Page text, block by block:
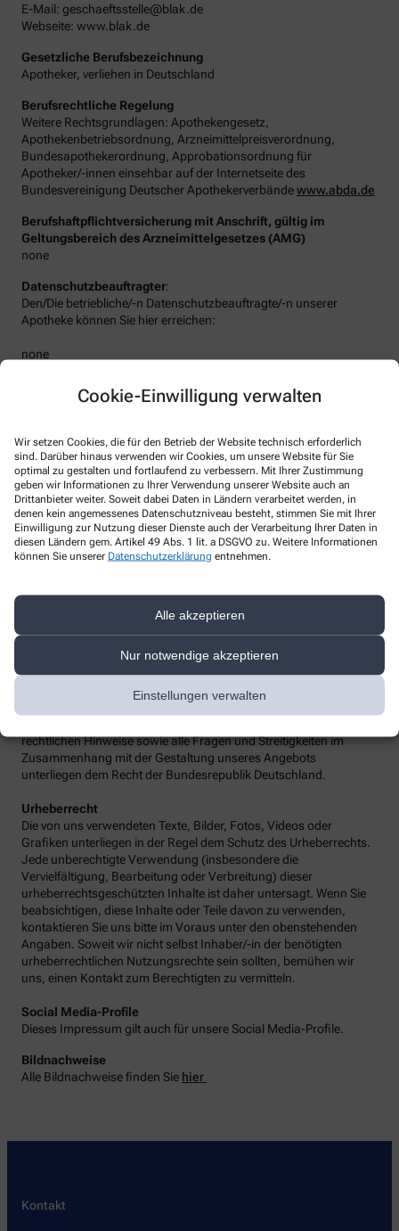
Cookie-Einwilligung verwalten
Wir setzen Cookies, die für den Betrieb der Website technisch erforderlich
sind. Darüber hinaus verwenden wir Cookies, um unsere Website für Sie
optimal zu gestalten und fortlaufend zu verbessern. Mit Ihrer Zustimmung
geben wir Informationen zu Ihrer Verwendung unserer Website auch an
Drittanbieter weiter. Soweit dabei Daten in Ländern verarbeitet werden, in
denen kein angemessenes Datenschutzniveau besteht, stimmen Sie mit Ihrer
Einwilligung zur Nutzung dieser Dienste auch der Verarbeitung Ihrer Daten in
diesen Ländern gem. Artikel 49 Abs. 1 lit. a DSGVO zu. Weitere Informationen
können Sie unserer Datenschutzerklärung entnehmen.
Alle akzeptieren
Nur notwendige akzeptieren
Einstellungen verwalten
E-Mail: geschaeftsstelle@blak.de
Webseite: www.blak.de
Gesetzliche Berufsbezeichnung
Apotheker, verliehen in Deutschland
Berufsrechtliche Regelung
Weitere Rechtsgrundlagen: Apothekengesetz,
Apothekenbetriebsordnung, Arzneimittelpreisverordnung,
Bundesapothekerordnung, Approbationsordnung für
Apotheker/-innen einsehbar auf der Internetseite des
Bundesvereinigung Deutscher Apothekerverbändewww.abda.de
Berufshaftpflichtversicherung mit Anschrift, gültig im
Geltungsbereich des Arzneimittelgesetzes (AMG)
none
Datenschutzbeauftragter:
Den/Die betriebliche/-n Datenschutzbeauftragte/-n unserer
Apotheke können Sie hier erreichen:
none
Datenschutz@Maintal-Apotheke.com
Weitere Hinweise
Streitschlichtung
Wir sind weder verpflichtet noch bereit, an einem
Streitbeilegungsverfahren vor einer Verbraucherschlichtungsstelle
teilzunehmen.
wir mittels Links auf Internetseiten Dritter verweisen, können wir
keine Gewähr für die fortwährende Aktualität, Richtigkeit und
Vollständigkeit der verlinkten Inhalte übernehmen, da diese
Inhalte außerhalb unseres Verantwortungsbereichs liegen und
wir auf die zukünftige Gestaltung keinen Einfluss haben. Sollten
aus Ihrer Sicht Inhalte gegen geltendes Recht verstoßen oder
rechtlichen Hinweise sowie alle Fragen und Streitigkeiten im
Zusammenhang mit der Gestaltung unseres Angebots
unterliegen dem Recht der Bundesrepublik Deutschland.
Urheberrecht
Die von uns verwendeten Texte, Bilder, Fotos, Videos oder
Grafiken unterliegen in der Regel dem Schutz des Urheberrechts.
Jede unberechtigte Verwendung (insbesondere die
Vervielfältigung, Bearbeitung oder Verbreitung) dieser
urheberrechtsgeschützten Inhalte ist daher untersagt. Wenn Sie
beabsichtigen, diese Inhalte oder Teile davon zu verwenden,
kontaktieren Sie uns bitte im Voraus unter den obenstehenden
Angaben. Soweit wir nicht selbst Inhaber/-in der benötigten
urheberrechtlichen Nutzungsrechte sein sollten, bemühen wir
uns, einen Kontakt zum Berechtigten zu vermitteln.
Social Media-Profile
Dieses Impressum gilt auch für unsere Social Media-Profile.
Bildnachweise
Alle Bildnachweise finden Sie hier
Kontakt